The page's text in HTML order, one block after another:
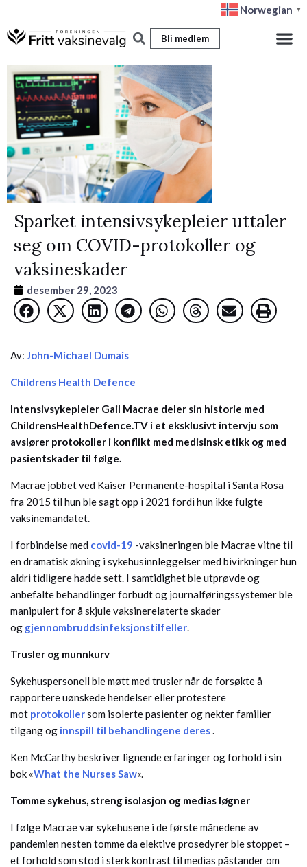
til
Norwegian ▼
Bli medlem
Sparket intensivsykepleier uttaler
seg om COVID-protokoller og
vaksineskader
desember 29, 2023
Av: John-Michael Dumais
Childrens Health Defence
Intensivsykepleier Gail Macrae deler sin historie med
ChildrensHealthDefence.TV i et eksklusivt intervju som
avslører protokoller i konflikt med medisinsk etikk og med
pasientskader til følge.
Macrae jobbet ved Kaiser Permanente-hospital i Santa Rosa
fra 2015 til hun ble sagt opp i 2021 fordi hun ikke fulgte
vaksinemandatet.
I forbindelse med covid-19 -vaksineringen ble Macrae vitne til
en dramatisk økning i sykehusinnleggelser med bivirkninger hun
aldri tidligere hadde sett. I samtidighet ble utprøvde og
anbefalte behandlinger forbudt og journalføringssystemer ble
manipulert for å skjule vaksinerelaterte skader
og gjennombruddsinfeksjonstilfeller.
Trusler og munnkurv
Sykehuspersonell ble møtt med trusler når de forsøkte å
rapportere uønskede hendelser eller protestere
mot protokollersom isolerte pasienter og nekter familier
tilgang og innspill til behandlingene deres.
Ken McCarthy beskriver lignende erfaringer og forhold i sin
bok «What the Nurses Saw«.
Tomme sykehus, streng isolasjon og medias løgner
I følge Macrae var sykehusene i de første månedene av
pandemien nesten tomme da elektive prosedyrer ble stoppet –
et forhold som stod i sterk kontrast til medias påstander om